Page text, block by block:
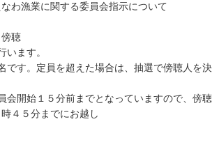
わ漁業に関する委員会指示について
聴
います。
です。定員を超えた場合は、抽選で傍聴人を決
会開始１５分前までとなっていますので、傍聴
４５分までにお越し